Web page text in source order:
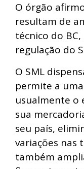
O órgão
resultam de
técnico do
regulação do
O SML
permite a
usualmente o
sua
seu país,
variações nas
também